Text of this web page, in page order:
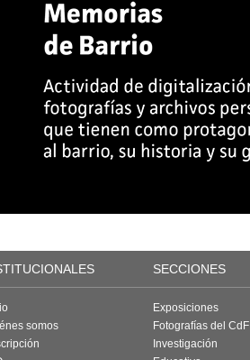
SECCIONES
somos
Exposiciones
Fotografías del CdF
Investigación